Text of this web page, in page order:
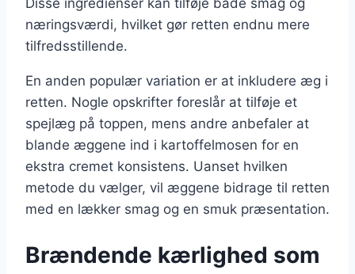
næringsværdi, hvilket gør retten endnu mere
tilfredsstillende.
En anden populær variation er at inkludere æg i
retten. Nogle opskrifter foreslår at tilføje et
spejlæg på toppen, mens andre anbefaler at
blande æggene ind i kartoffelmosen for en
ekstra cremet konsistens. Uanset hvilken
metode du vælger, vil æggene bidrage til retten
med en lækker smag og en smuk præsentation.
Brændende kærlighed som